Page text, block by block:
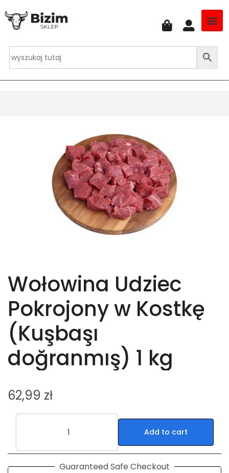
Wołowina Udziec
Pokrojony w Kostkę
(Kuşbaşı
doğranmış) 1 kg
62,99 zł
Add to cart
Guaranteed Safe Checkout